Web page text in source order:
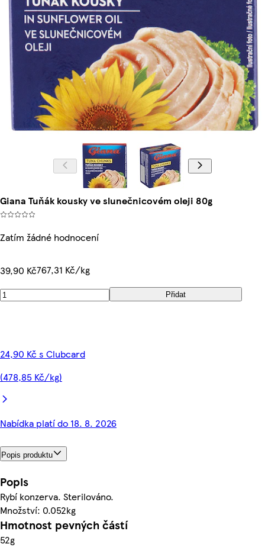
Giana Tuňák kousky ve slunečnicovém oleji 80g
Zatím žádné hodnocení
39,90 Kč767,31 Kč/kg
Přidat
24,90 Kč s Clubcard
(478,85 Kč/kg)
Nabídka platí do 18. 8. 2026
Popis produktu
Popis
Rybí konzerva. Sterilováno.
Množství: 0.052kg
Hmotnost pevných částí
52g